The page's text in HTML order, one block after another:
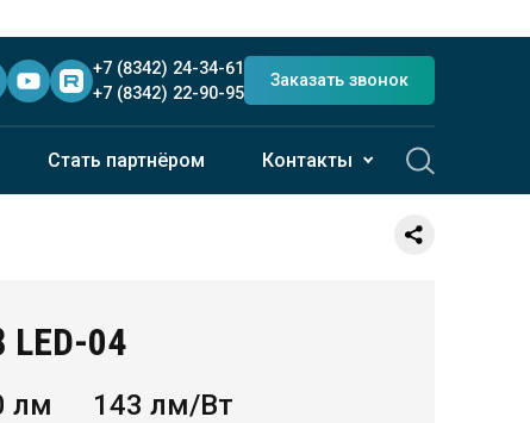
+7 (8342) 24-34-61
+7 (8342) 22-90-95
Заказать звонок
Стать партнёром Контакты
LED-04
лм 143 лм/Вт